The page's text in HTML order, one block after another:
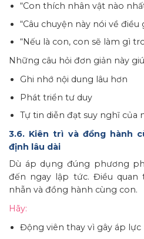
“Con thích nhân vật nào
“Câu chuyện này nói về điều
“Nếu là con, con sẽ làm gì
Những câu hỏi đơn giản này
Ghi nhớ nội dung lâu hơn
Phát triển tư duy
Tự tin diễn đạt suy nghĩ của
3.6. Kiên trì và đồng hành
định lâu dài
Dù áp dụng đúng phương
đến ngay lập tức. Điều
nhẫn và đồng hành cùng con.
Hãy:
Động viên thay vì gây áp lực